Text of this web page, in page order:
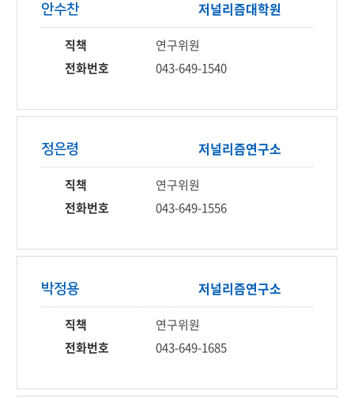
저널리즘대학원
안수찬
직책
연구위원
전화번호
043-649-1540
저널리즘연구소
정은령
직책
연구위원
전화번호
043-649-1556
저널리즘연구소
박정용
직책
연구위원
전화번호
043-649-1685